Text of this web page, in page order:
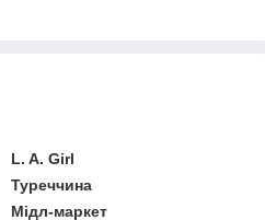
L. A. Girl
Туреччина
Мідл-маркет